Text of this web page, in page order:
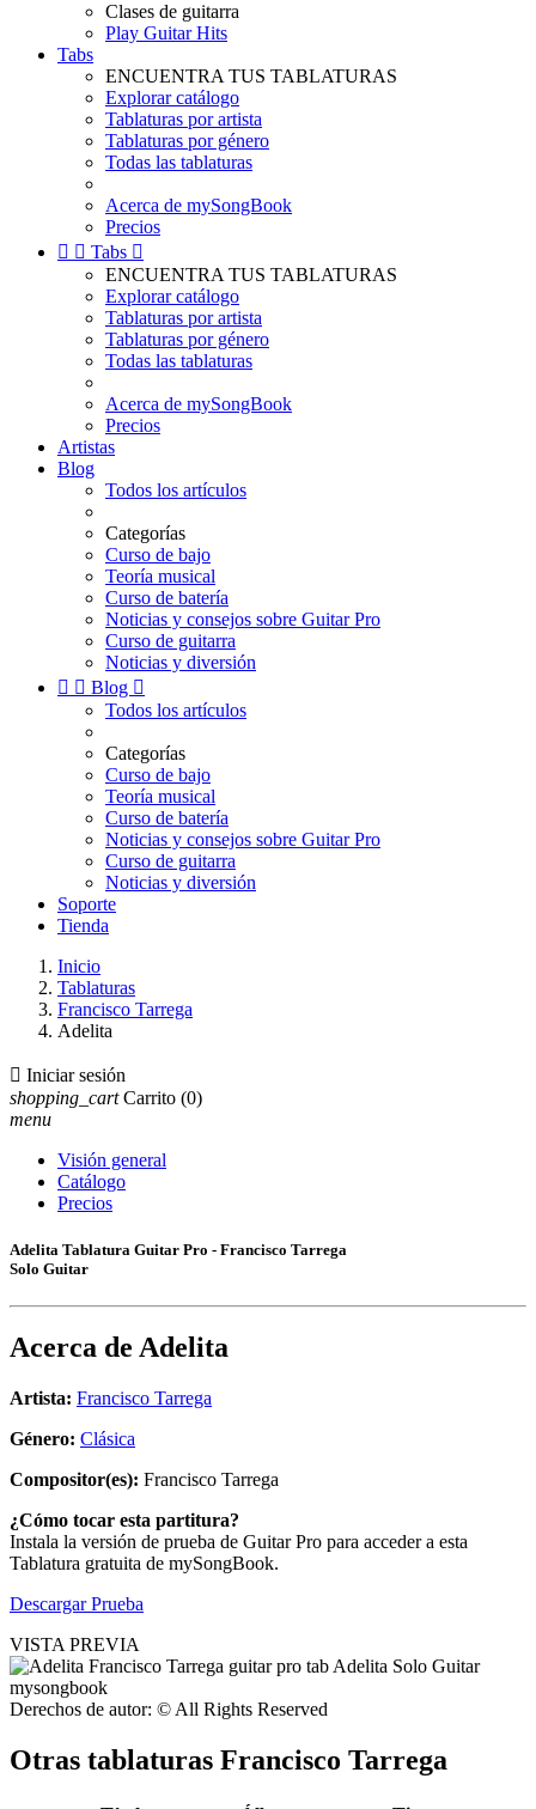
Clases de guitarra
Play Guitar Hits
Tabs
ENCUENTRA TUS TABLATURAS
Explorar catálogo
Tablaturas por artista
Tablaturas por género
Todas las tablaturas
Acerca de mySongBook
Precios
  Tabs 
ENCUENTRA TUS TABLATURAS
Explorar catálogo
Tablaturas por artista
Tablaturas por género
Todas las tablaturas
Acerca de mySongBook
Precios
Artistas
Blog
Todos los artículos
Categorías
Curso de bajo
Teoría musical
Curso de batería
Noticias y consejos sobre Guitar Pro
Curso de guitarra
Noticias y diversión
  Blog 
Todos los artículos
Categorías
Curso de bajo
Teoría musical
Curso de batería
Noticias y consejos sobre Guitar Pro
Curso de guitarra
Noticias y diversión
Soporte
Tienda
Inicio
Tablaturas
Francisco Tarrega
Adelita
 Iniciar sesión
shopping_cart Carrito (0)
menu
Visión general
Catálogo
Precios
Adelita Tablatura Guitar Pro - Francisco Tarrega
Solo Guitar
Acerca de Adelita
Artista: Francisco Tarrega
Género: Clásica
Compositor(es): Francisco Tarrega
¿Cómo tocar esta partitura?
Instala la versión de prueba de Guitar Pro para acceder a esta
Tablatura gratuita de mySongBook.
Descargar Prueba
VISTA PREVIA
Derechos de autor: © All Rights Reserved
Otras tablaturas Francisco Tarrega